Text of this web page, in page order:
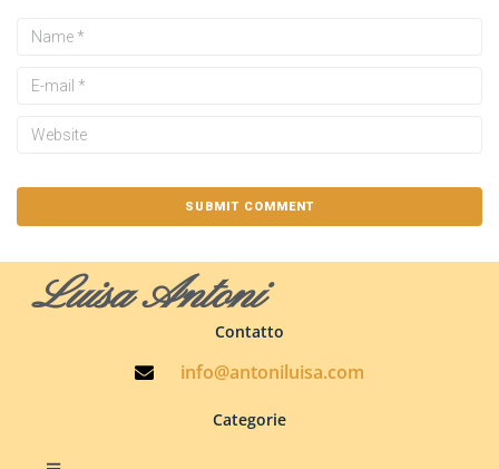
Luisa Antoni
Contatto
info@antoniluisa.com
Categorie